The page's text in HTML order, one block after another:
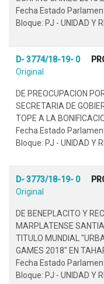
Fecha Estado
Bloque: PJ - UNIDAD Y
D- 3774/18-19- 0
Original
DE PREOCUPACION
SECRETARIA DE
TOPE A LA
Fecha Estado
Bloque: PJ - UNIDAD Y
D- 3773/18-19- 0
Original
DE BENEPLACITO Y
MARPLATENSE
TITULO MUNDIAL
GAMES 2018" EN
Fecha Estado
Bloque: PJ - UNIDAD Y